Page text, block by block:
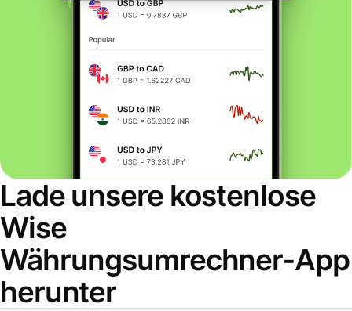
Lade unsere kostenlose
Wise
Währungsumrechner-App
herunter